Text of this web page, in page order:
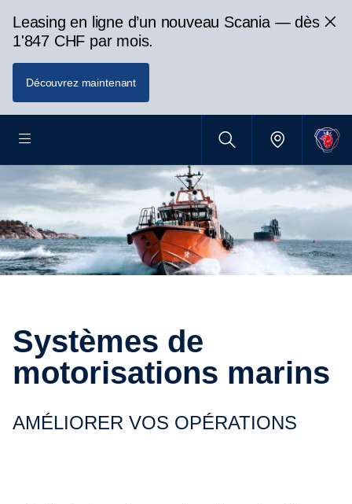
Leasing en ligne d’un nouveau Scania — dès
1'847 CHF par mois.
Découvrez maintenant
Systèmes de
motorisations marins
AMÉLIORER VOS OPÉRATIONS